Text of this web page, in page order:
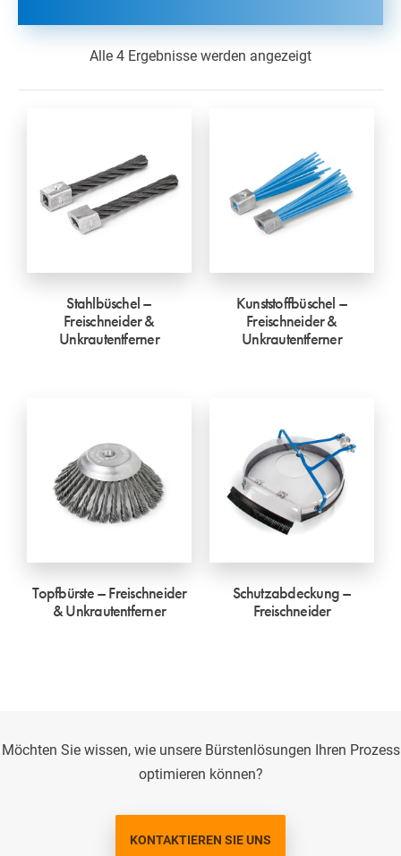
Alle 4 Ergebnisse werden angezeigt
Stahlbüschel –
Freischneider &
Unkrautentferner
Kunststoffbüschel –
Freischneider &
Unkrautentferner
Topfbürste – Freischneider
& Unkrautentferner
Schutzabdeckung –
Freischneider
Möchten Sie wissen, wie unsere Bürstenlösungen Ihren Prozess
optimieren können?
KONTAKTIEREN SIE UNS